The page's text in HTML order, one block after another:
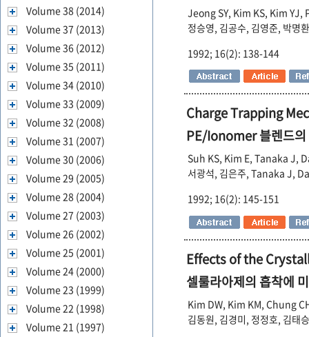
Volume 38 (2014)
Volume 37 (2013)
Volume 36 (2012)
Volume 35 (2011)
Volume 34 (2010)
Volume 33 (2009)
Volume 32 (2008)
Volume 31 (2007)
Volume 30 (2006)
Volume 29 (2005)
Volume 28 (2004)
Volume 27 (2003)
Volume 26 (2002)
Volume 25 (2001)
Volume 24 (2000)
Volume 23 (1999)
Volume 22 (1998)
Volume 21 (1997)
Jeong SY, Kim KS, Kim YJ,
정승영, 김공수, 김영준, 박명
1992; 16(2): 138-144
Charge Trapping
PE/Ionomer 블렌드
Suh KS, Kim E, Tanaka J,
서광석, 김은주, Tanaka J,
1992; 16(2): 145-151
Effects of the
셀룰라아제의 흡착에
Kim DW, Kim KM, Chung
김동원, 김경미, 정정호, 김태승